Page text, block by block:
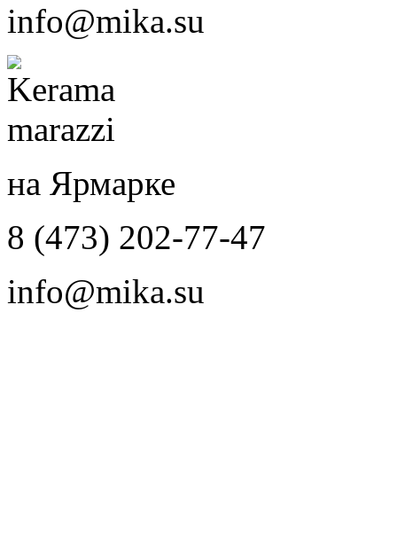
info@mika.su
на Ярмарке
8 (473) 202-77-47
info@mika.su